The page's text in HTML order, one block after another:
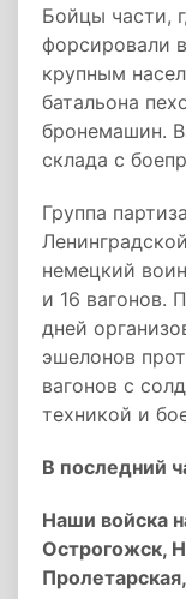
Бойцы части,
форсировали
крупным
батальона
бронемашин.
склада с
Группа
немецкий
и 16 вагонов.
дней
эшелонов
вагонов с
техникой и
В последний
Наши войска
Острогожск,